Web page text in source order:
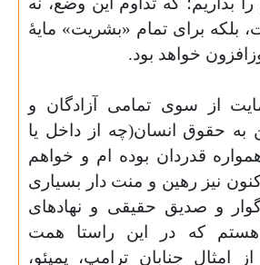
بلکه برای تمام «بشریت» مایهٔ
خواهد بود.
از سوی تمامی آزادگان و
به حقوق انسان(چه از داخل یا
قدردان بوده ام و خواهم
نیز رهین و منت دار بسیاری
و صدیق حقیقی و نهادهای
که در این راستا همت
از امثال جنابان ترامپ، پمپئو،